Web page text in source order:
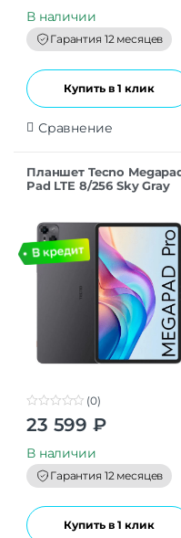
t
o
f
5
В наличии
Гарантия 12 месяцев
Купить в 1 клик
Сравнение
Планшет Tecno
Pad LTE 8/256 Sky Gray
0
o
t
o
f
5
(0)
23 599 ₽
В наличии
Гарантия 12 месяцев
Купить в 1 клик